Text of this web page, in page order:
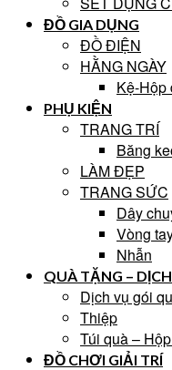
ĐỒ GIA DỤNG
ĐỒ ĐIỆN
HẰNG NGÀY
Kệ-Hộp
PHỤ KIỆN
TRANG TRÍ
Băng
LÀM ĐẸP
TRANG SỨC
Dây
Vòng
Nhẫn
QUÀ TẶNG –
Dịch vụ gói
Thiệp
Túi quà –
ĐỒ CHƠI GIẢI TRÍ